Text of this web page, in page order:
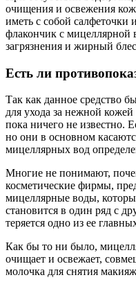
очищения и освежения
иметь с собой
флакончик с мицеллярной
загрязнения и жирный
Есть ли
Так как данное средство
для ухода за нежной
пока ничего не известно.
но они в основном
мицеллярных вод
Многие не понимают,
косметические фирмы,
мицеллярные воды,
становится в один ряд с
теряется одно из ее
Как бы то ни было,
очищает и освежает,
молочка для снятия